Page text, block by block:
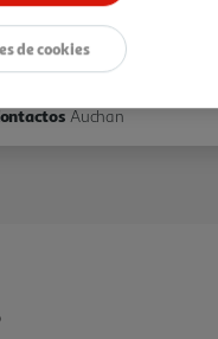
Folhetos
Auchan
de cookies